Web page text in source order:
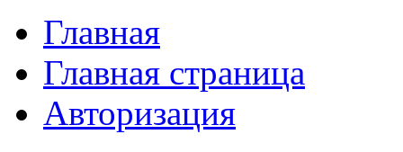
Главная
Главная страница
Авторизация